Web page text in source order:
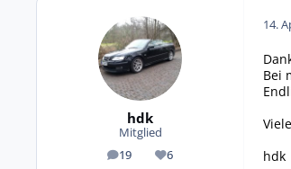
hdk
Mitglied
19
Beiträge 6
Reputation
14.
Bei
hdk